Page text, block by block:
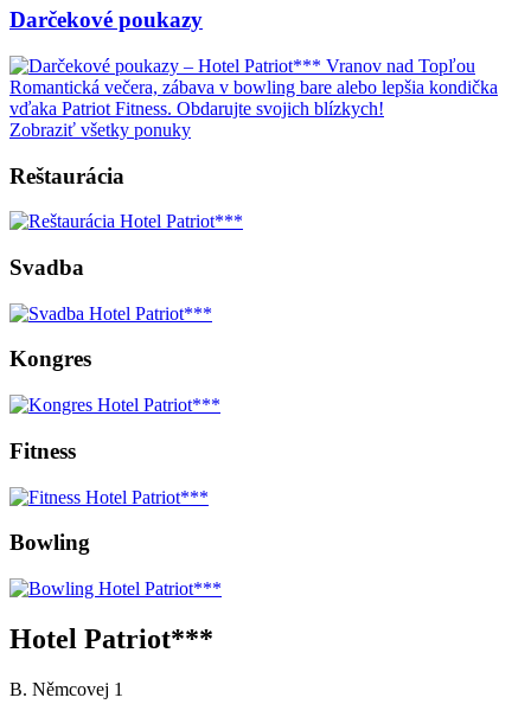
Darčekové poukazy
Romantická večera, zábava v bowling bare alebo lepšia kondička
vďaka Patriot Fitness. Obdarujte svojich blízkych!
Zobraziť všetky ponuky
Reštaurácia
Svadba
Kongres
Fitness
Bowling
Hotel Patriot***
B. Němcovej 1